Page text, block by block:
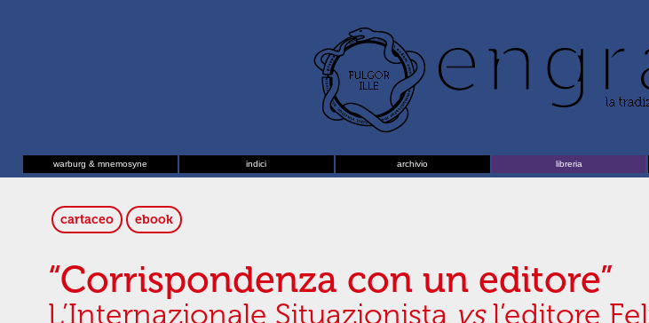
warburg & mnemosyne
indici archivio libreria
cartaceo ebook
“Corrispondenza con un editore”
L’Internazionale Situazionista vsl’editore